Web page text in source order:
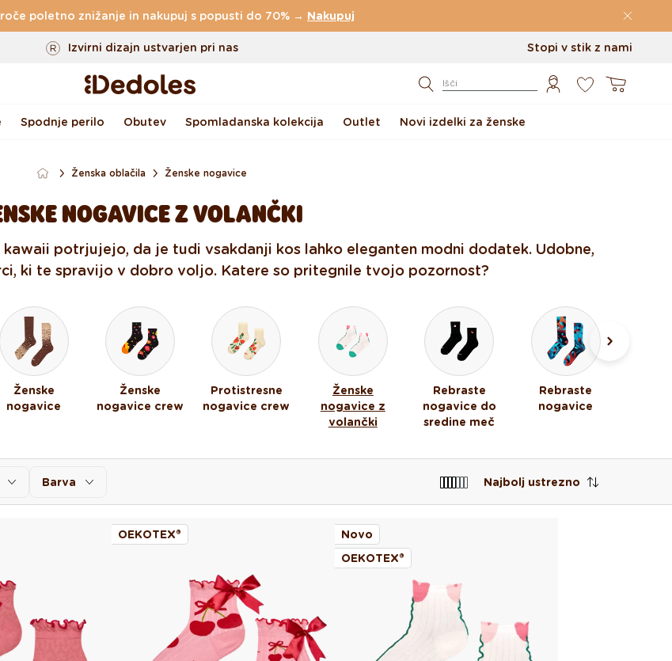
poletno znižanje in nakupuj s popusti do 70% → Nakupuj
Do 100 dni za vračilo
Izvirni dizajn ustvarjen pri nas
Hitro odpošiljanje v <48 urah
Stopi v stik z nami
Išči Košarica
Spodnje perilo Obutev Spomladanska kolekcija Outlet Novi izdelki za ženske
Ženska oblačila Ženske nogavice
NOGAVICE Z VOLANČKI
potrjujejo, da je tudi vsakdanji kos lahko eleganten modni dodatek. Udobne,
ki te spravijo v dobro voljo. Katere so pritegnile tvojo pozornost?
Ženske
nogavice
Ženske
nogavice crew
Protistresne
nogavice crew
Ženske
nogavice z
volančki
Rebraste
nogavice do
sredine meč
Rebraste
nogavice
Barva Najbolj ustrezno
OEKOTEX®
Novo
OEKOTEX®